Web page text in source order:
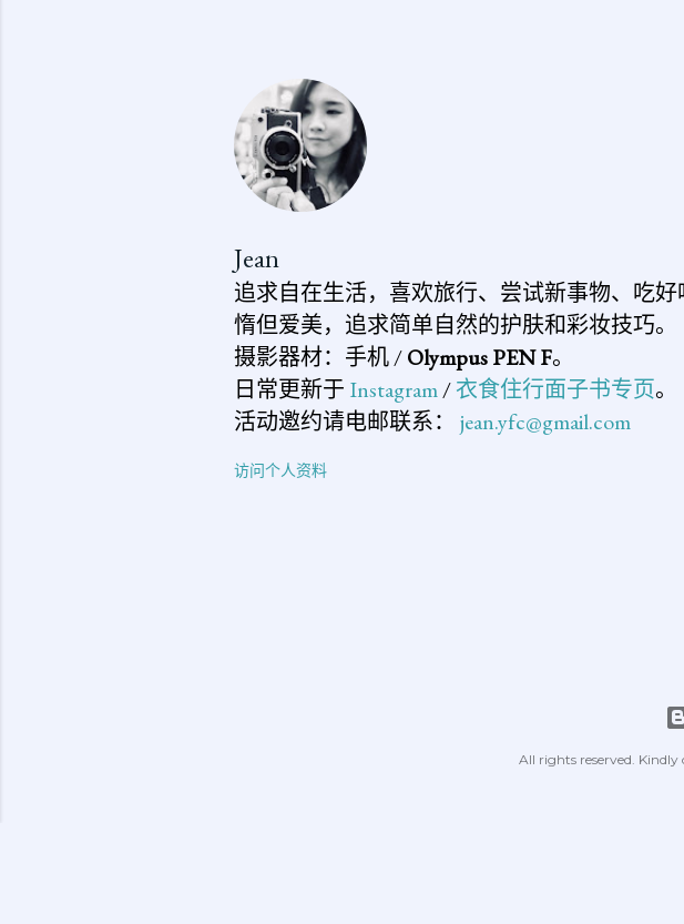
Jean
追求自在生活，喜欢旅行、尝试新事物、吃
惰但爱美，追求简单自然的护肤和彩妆技巧。
摄影器材：手机 /Olympus PEN F。
日常更新于 Instagram/衣食住行面子书专页。
活动邀约请电邮联系： jean.yfc@gmail.com
访问个人资料
All rights reserved.